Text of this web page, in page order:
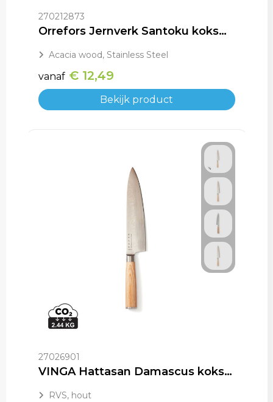
270212873
Orrefors Jernverk Santoku koksmes
Acacia wood, Stainless Steel
vanaf € 12,49
Bekijk product
27026901
VINGA Hattasan Damascus koksmes
RVS, hout